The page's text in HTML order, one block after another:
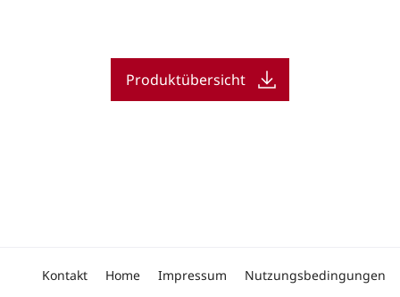
Produktübersicht
Kontakt Home Impressum Nutzungsbedingungen